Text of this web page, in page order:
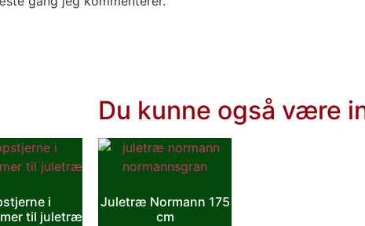
i
til juletræ
Du kunne også være
Juletræ Normann 175
cm